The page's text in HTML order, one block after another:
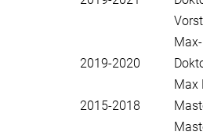
2019-2020
Max
2015-2018